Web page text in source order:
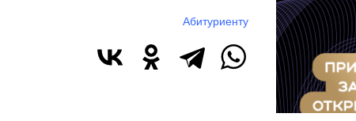
Абитуриенту